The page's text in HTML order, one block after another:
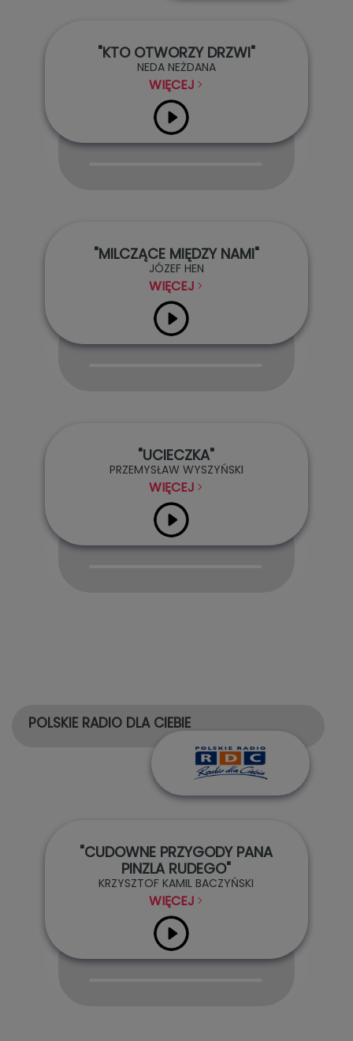
"KTO OTWORZY DRZWI"
NEDA NEŻDANA
WIĘCEJ
Audio
"MILCZĄCE MIĘDZY NAMI"
JÓZEF HEN
WIĘCEJ
Audio
"UCIECZKA"
PRZEMYSŁAW WYSZYŃSKI
WIĘCEJ
Audio
POLSKIE RADIO DLA CIEBIE
"CUDOWNE PRZYGODY PANA
PINZLA RUDEGO"
KRZYSZTOF KAMIL BACZYŃSKI
WIĘCEJ
Audio